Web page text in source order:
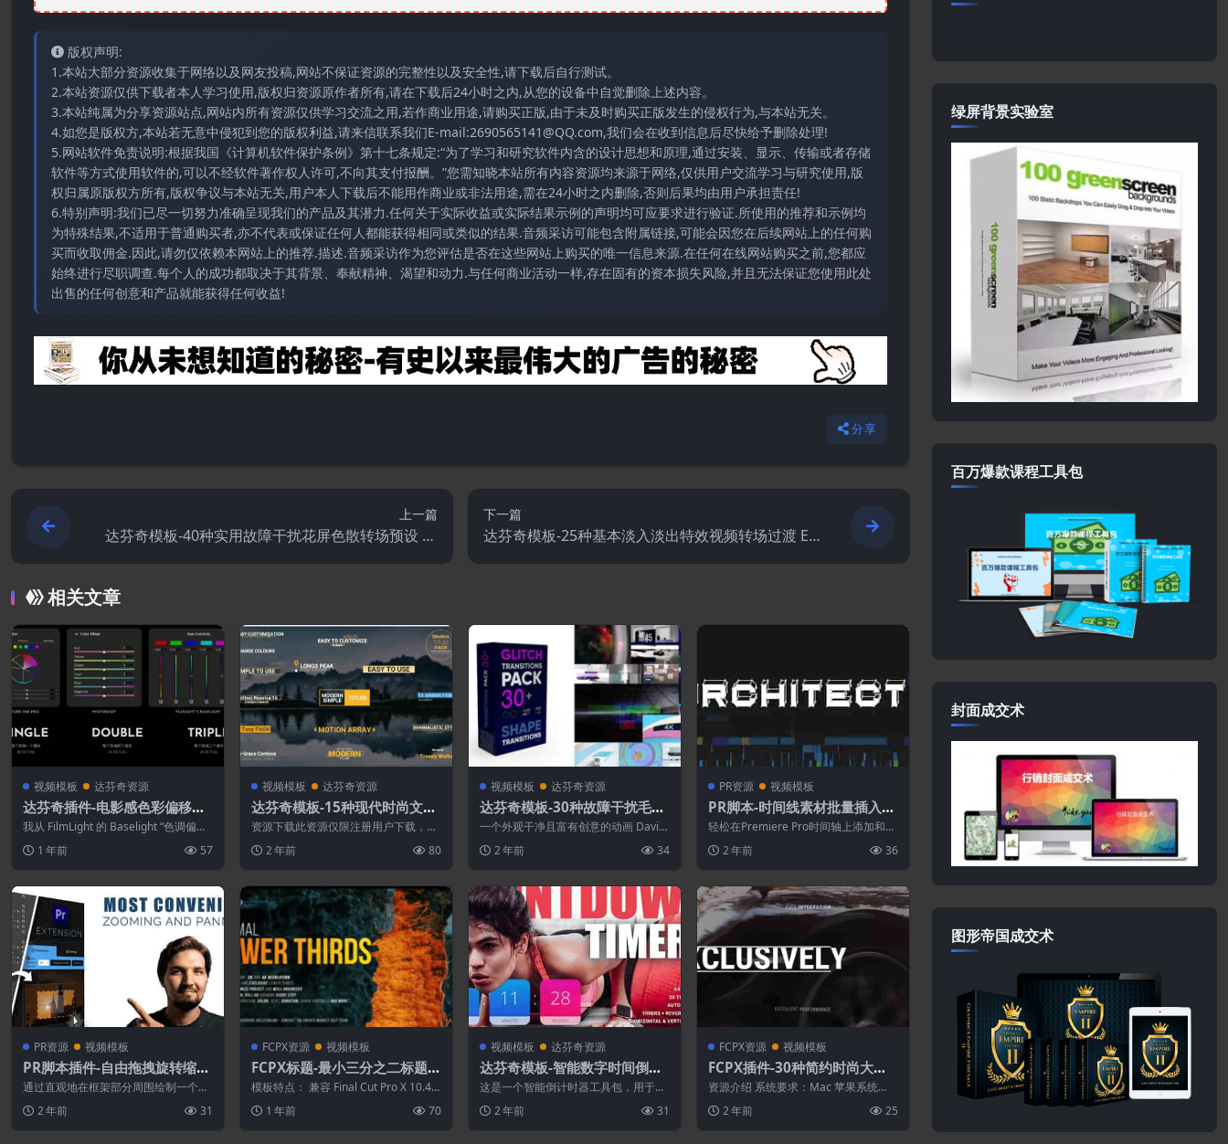
版权声明:
1.本站大部分资源收集于网络以及网友投稿,网站不保证资源的完整性以及安全性,请下载后自行测试。
2.本站资源仅供下载者本人学习使用,版权归资源原作者所有,请在下载后24小时之内,从您的设备中自觉删除上述内容。
3.本站纯属为分享资源站点,网站内所有资源仅供学习交流之用,若作商业用途,请购买正版,由于未及时购买正版发生的侵权行为,与本站无关。
4.如您是版权方,本站若无意中侵犯到您的版权利益,请来信联系我们E-mail:2690565141@QQ.com,我们会在收到信息后尽快给予删除处理!
5.网站软件免责说明:根据我国《计算机软件保护条例》第十七条规定:“为了学习和研究软件内含的设计思想和原理,通过安装、显示、传输或者存储
软件等方式使用软件的,可以不经软件著作权人许可,不向其支付报酬。”您需知晓本站所有内容资源均来源于网络,仅供用户交流学习与研究使用,版
权归属原版权方所有,版权争议与本站无关,用户本人下载后不能用作商业或非法用途,需在24小时之内删除,否则后果均由用户承担责任!
6.特别声明:我们已尽一切努力准确呈现我们的产品及其潜力.任何关于实际收益或实际结果示例的声明均可应要求进行验证.所使用的推荐和示例均
为特殊结果,不适用于普通购买者,亦不代表或保证任何人都能获得相同或类似的结果.音频采访可能包含附属链接,可能会因您在后续网站上的任何购
买而收取佣金.因此,请勿仅依赖本网站上的推荐.描述.音频采访作为您评估是否在这些网站上购买的唯一信息来源.在任何在线网站购买之前,您都应
始终进行尽职调查.每个人的成功都取决于其背景、奉献精神、渴望和动力.与任何商业活动一样,存在固有的资本损失风险,并且无法保证您使用此处
出售的任何创意和产品就能获得任何收益!
分享
上一篇
达芬奇模板-40种实用故障干扰花屏色散转场预设 Es
sential Glitch Transitions
下一篇
达芬奇模板-25种基本淡入淡出特效视频转场过渡 Es
sential Fade Transitions
相关文章
视频模板 达芬奇资源
达芬奇插件-电影感色彩偏移DC
TL胶片模拟调色插件
我从 FilmLight 的 Baselight “色调偏移”
1 年前 57
视频模板 达芬奇资源
达芬奇模板-15种现代时尚文字
标题动画
资源下载此资源仅限注册用户下载，请
永久更新资...
2 年前 80
视频模板 达芬奇资源
达芬奇模板-30种故障干扰毛刺
马赛克像素损坏转场效果
一个外观干净且富有创意的动画 Davin
2 年前 34
PR资源 视频模板
PR脚本-时间线素材批量插入移
动复制粘贴剪辑工具
轻松在Premiere Pro时间轴上添加和移
添...2 年前 36
PR资源 视频模板
PR脚本插件-自由拖拽旋转缩放
插件 Drag Zoom Pro v1.1.7
+使用教程
通过直观地在框架部分周围绘制一个
键帧。用自然运...
2 年前 31
FCPX资源 视频模板
FCPX标题-最小三分之二标题模
板
模板特点： 兼容 Final Cut Pro X 10.4.6
1 年前 70
视频模板 达芬奇资源
达芬奇模板-智能数字时间倒计
时动画预设
这是一个智能倒计时器工具包，用于创
种时间格式显...
2 年前 31
FCPX资源 视频模板
FCPX插件-30种简约时尚大尺
寸文字标题简介字幕排版动画
资源介绍 系统要求：Mac 苹果系统
t... 2 年前 25
绿屏背景实验室
百万爆款课程工具包
封面成交术
图形帝国成交术